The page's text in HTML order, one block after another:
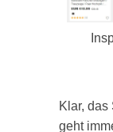
Klar,
geht